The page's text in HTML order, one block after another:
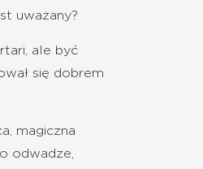
uważany?
ale być
się dobrem
magiczna
odwadze,